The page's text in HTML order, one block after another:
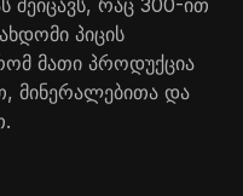
რაც 300-ით
პიცის
მათი პროდუქცია
მინერალებითა და